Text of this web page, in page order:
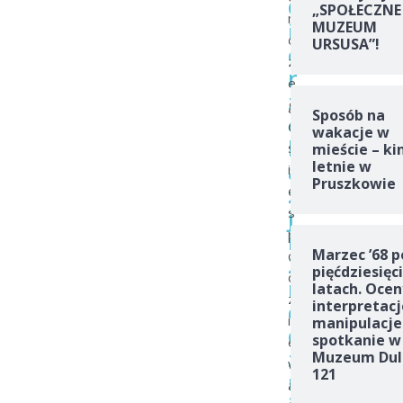
G
i
e
r
z
o
k
a
z
j
i
2
r
o
c
z
n
m
c
z
e
g
o
s
i
ę
s
p
o
d
z
i
e
w
a
„SPOŁECZNE
MUZEUM
URSUSA”!
Sposób na
wakacje w
mieście –
letnie w
Pruszkowie
Marzec ’68
latach.
spotkanie w
Muzeum
121